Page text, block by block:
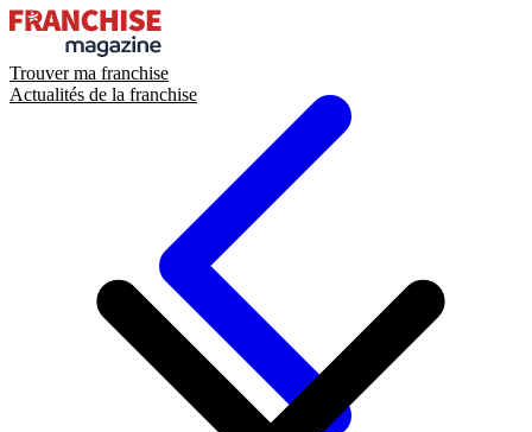
Trouver ma franchise
Actualités de la franchise